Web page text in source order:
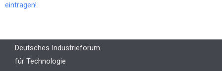
eintragen!
Deutsches Industrieforum
für Technologie